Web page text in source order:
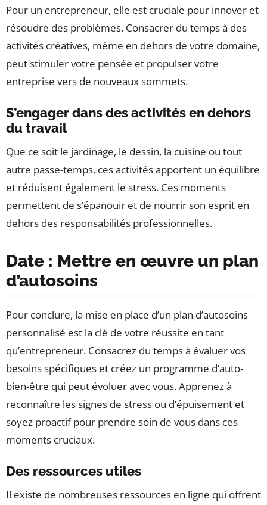
Pour un entrepreneur, elle est cruciale pour innover et
résoudre des problèmes. Consacrer du temps à des
activités créatives, même en dehors de votre domaine,
peut stimuler votre pensée et propulser votre
entreprise vers de nouveaux sommets.
S’engager dans des activités en dehors
du travail
Que ce soit le jardinage, le dessin, la cuisine ou tout
autre passe-temps, ces activités apportent un équilibre
et réduisent également le stress. Ces moments
permettent de s’épanouir et de nourrir son esprit en
dehors des responsabilités professionnelles.
Date : Mettre en œuvre un plan
d’autosoins
Pour conclure, la mise en place d’un plan d’autosoins
personnalisé est la clé de votre réussite en tant
qu’entrepreneur. Consacrez du temps à évaluer vos
besoins spécifiques et créez un programme d’auto-
bien-être qui peut évoluer avec vous. Apprenez à
reconnaître les signes de stress ou d’épuisement et
soyez proactif pour prendre soin de vous dans ces
moments cruciaux.
Des ressources utiles
Il existe de nombreuses ressources en ligne qui offrent